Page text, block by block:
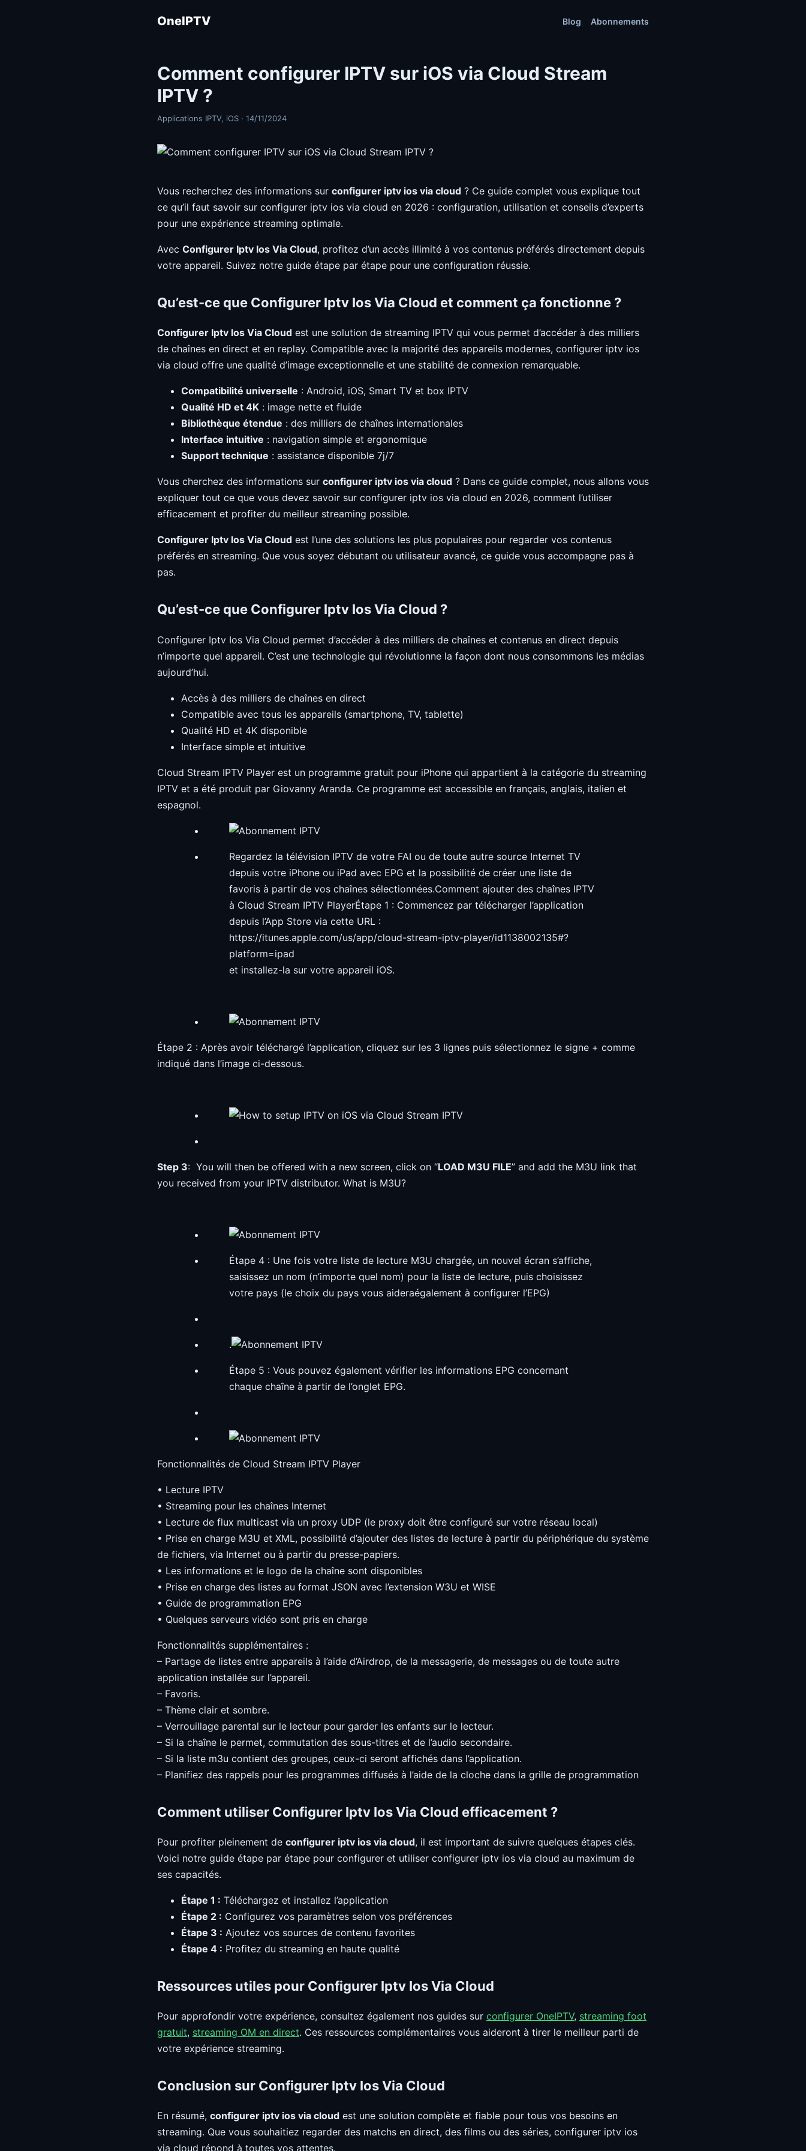
OneIPTV Blog Abonnements
Comment configurer IPTV sur iOS via Cloud Stream
IPTV ?
Applications IPTV, iOS · 14/11/2024
Vous recherchez des informations sur configurer iptv ios via cloud ? Ce guide complet vous explique tout
ce qu’il faut savoir sur configurer iptv ios via cloud en 2026 : configuration, utilisation et conseils d’experts
pour une expérience streaming optimale.
Avec Configurer Iptv Ios Via Cloud, profitez d’un accès illimité à vos contenus préférés directement depuis
votre appareil. Suivez notre guide étape par étape pour une configuration réussie.
Qu’est-ce que Configurer Iptv Ios Via Cloud et comment ça fonctionne ?
Configurer Iptv Ios Via Cloud est une solution de streaming IPTV qui vous permet d’accéder à des milliers
de chaînes en direct et en replay. Compatible avec la majorité des appareils modernes, configurer iptv ios
via cloud offre une qualité d’image exceptionnelle et une stabilité de connexion remarquable.
Compatibilité universelle : Android, iOS, Smart TV et box IPTV
Qualité HD et 4K : image nette et fluide
Bibliothèque étendue : des milliers de chaînes internationales
Interface intuitive : navigation simple et ergonomique
Support technique : assistance disponible 7j/7
Vous cherchez des informations sur configurer iptv ios via cloud ? Dans ce guide complet, nous allons vous
expliquer tout ce que vous devez savoir sur configurer iptv ios via cloud en 2026, comment l’utiliser
efficacement et profiter du meilleur streaming possible.
Configurer Iptv Ios Via Cloud est l’une des solutions les plus populaires pour regarder vos contenus
préférés en streaming. Que vous soyez débutant ou utilisateur avancé, ce guide vous accompagne pas à
pas.
Qu’est-ce que Configurer Iptv Ios Via Cloud ?
Configurer Iptv Ios Via Cloud permet d’accéder à des milliers de chaînes et contenus en direct depuis
n’importe quel appareil. C’est une technologie qui révolutionne la façon dont nous consommons les médias
aujourd’hui.
Accès à des milliers de chaînes en direct
Compatible avec tous les appareils (smartphone, TV, tablette)
Qualité HD et 4K disponible
Interface simple et intuitive
Cloud Stream IPTV Player est un programme gratuit pour iPhone qui appartient à la catégorie du streaming
IPTV et a été produit par Giovanny Aranda. Ce programme est accessible en français, anglais, italien et
espagnol.
Regardez la télévision IPTV de votre FAI ou de toute autre source Internet TV
depuis votre iPhone ou iPad avec EPG et la possibilité de créer une liste de
favoris à partir de vos chaînes sélectionnées.Comment ajouter des chaînes IPTV
à Cloud Stream IPTV PlayerÉtape 1 : Commencez par télécharger l’application
depuis l’App Store via cette URL :
https://itunes.apple.com/us/app/cloud-stream-iptv-player/id1138002135#?
platform=ipad
et installez-la sur votre appareil iOS.
Étape 2 : Après avoir téléchargé l’application, cliquez sur les 3 lignes puis sélectionnez le signe + comme
indiqué dans l’image ci-dessous.
Step 3: You will then be offered with a new screen, click on “LOAD M3U FILE” and add the M3U link that
you received from your IPTV distributor. What is M3U?
Étape 4 : Une fois votre liste de lecture M3U chargée, un nouvel écran s’affiche,
saisissez un nom (n’importe quel nom) pour la liste de lecture, puis choisissez
votre pays (le choix du pays vous aideraégalement à configurer l’EPG)
.
Étape 5 : Vous pouvez également vérifier les informations EPG concernant
chaque chaîne à partir de l’onglet EPG.
Fonctionnalités de Cloud Stream IPTV Player
• Lecture IPTV
• Streaming pour les chaînes Internet
• Lecture de flux multicast via un proxy UDP (le proxy doit être configuré sur votre réseau local)
• Prise en charge M3U et XML, possibilité d’ajouter des listes de lecture à partir du périphérique du système
de fichiers, via Internet ou à partir du presse-papiers.
• Les informations et le logo de la chaîne sont disponibles
• Prise en charge des listes au format JSON avec l’extension W3U et WISE
• Guide de programmation EPG
• Quelques serveurs vidéo sont pris en charge
Fonctionnalités supplémentaires :
– Partage de listes entre appareils à l’aide d’Airdrop, de la messagerie, de messages ou de toute autre
application installée sur l’appareil.
– Favoris.
– Thème clair et sombre.
– Verrouillage parental sur le lecteur pour garder les enfants sur le lecteur.
– Si la chaîne le permet, commutation des sous-titres et de l’audio secondaire.
– Si la liste m3u contient des groupes, ceux-ci seront affichés dans l’application.
– Planifiez des rappels pour les programmes diffusés à l’aide de la cloche dans la grille de programmation
Comment utiliser Configurer Iptv Ios Via Cloud efficacement ?
Pour profiter pleinement de configurer iptv ios via cloud, il est important de suivre quelques étapes clés.
Voici notre guide étape par étape pour configurer et utiliser configurer iptv ios via cloud au maximum de
ses capacités.
Étape 1 : Téléchargez et installez l’application
Étape 2 : Configurez vos paramètres selon vos préférences
Étape 3 : Ajoutez vos sources de contenu favorites
Étape 4 : Profitez du streaming en haute qualité
Ressources utiles pour Configurer Iptv Ios Via Cloud
Pour approfondir votre expérience, consultez également nos guides sur configurer OneIPTV, streaming foot
gratuit, streaming OM en direct. Ces ressources complémentaires vous aideront à tirer le meilleur parti de
votre expérience streaming.
Conclusion sur Configurer Iptv Ios Via Cloud
En résumé, configurer iptv ios via cloud est une solution complète et fiable pour tous vos besoins en
streaming. Que vous souhaitiez regarder des matchs en direct, des films ou des séries, configurer iptv ios
via cloud répond à toutes vos attentes.